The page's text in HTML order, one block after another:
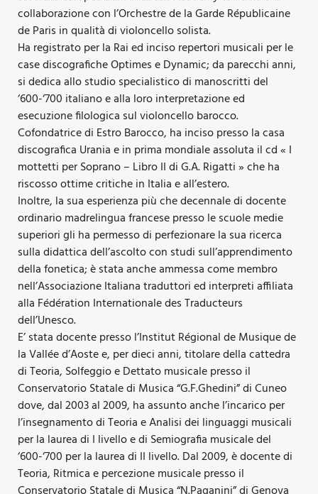
collaborazione con l’Orchestre de la Garde Républicaine
de Paris in qualità di violoncello solista.
Ha registrato per la Rai ed inciso repertori musicali per le
case discografiche Optimes e Dynamic; da parecchi anni,
si dedica allo studio specialistico di manoscritti del
‘600-‘700 italiano e alla loro interpretazione ed
esecuzione filologica sul violoncello barocco.
Cofondatrice di Estro Barocco, ha inciso presso la casa
discografica Urania e in prima mondiale assoluta il cd « I
mottetti per Soprano – Libro II di G.A. Rigatti » che ha
riscosso ottime critiche in Italia e all’estero.
Inoltre, la sua esperienza più che decennale di docente
ordinario madrelingua francese presso le scuole medie
superiori gli ha permesso di perfezionare la sua ricerca
sulla didattica dell’ascolto con studi sull’apprendimento
della fonetica; è stata anche ammessa come membro
nell’Associazione Italiana traduttori ed interpreti affiliata
alla Fédération Internationale des Traducteurs
dell’Unesco.
E’ stata docente presso l’Institut Régional de Musique de
la Vallée d’Aoste e, per dieci anni, titolare della cattedra
di Teoria, Solfeggio e Dettato musicale presso il
Conservatorio Statale di Musica “G.F.Ghedini” di Cuneo
dove, dal 2003 al 2009, ha assunto anche l’incarico per
l’insegnamento di Teoria e Analisi dei linguaggi musicali
per la laurea di I livello e di Semiografia musicale del
‘600-‘700 per la laurea di II livello. Dal 2009, è docente di
Teoria, Ritmica e percezione musicale presso il